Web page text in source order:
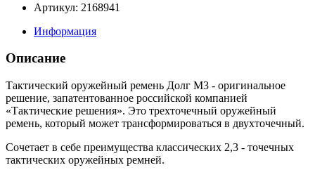
Артикул: 2168941
Информация
Описание
Тактический оружейный ремень Долг М3 - оригинальное
решение, запатентованное российской компанией
«Тактические решения». Это трехточечный оружейный
ремень, который может трансформироваться в двухточечный.
Сочетает в себе преимущества классических 2,3 - точечных
тактических оружейных ремней.